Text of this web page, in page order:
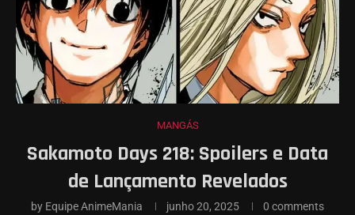
MANGÁS
Sakamoto Days 218: Spoilers e Data
de Lançamento Revelados
by Equipe AnimeMania junho 20, 2025 0 comments